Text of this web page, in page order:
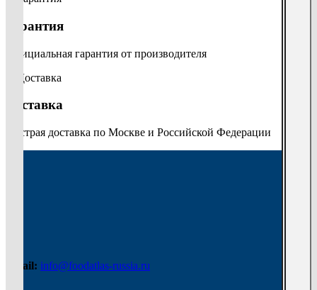
Гарантия
Официальная гарантия от производителя
Доставка
Быстрая доставка по Москве и Российской Федерации
Email: info@foodatlas-russia.ru